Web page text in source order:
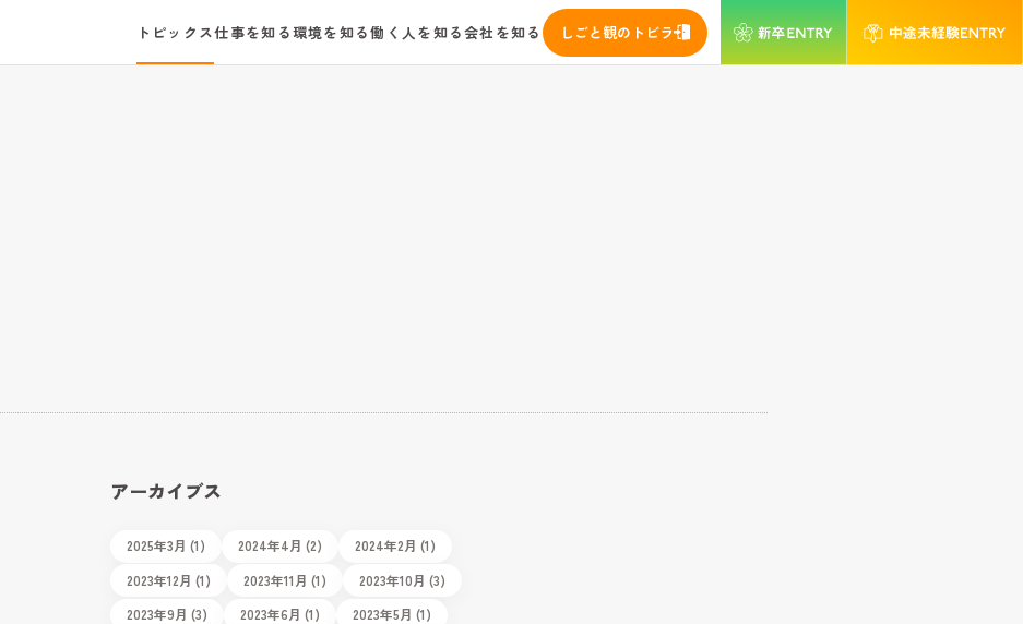
トピックス仕事を知る環境を知る働く人を知る会社を知る しごと観のトビラ
アーカイブス
2025年3月 (1) 2024年4月 (2)
2024年2月 (1)
2023年12月 (1)
2023年11月 (1)
2023年10月 (3)
2023年9月 (3)
2023年6月 (1)
2023年5月 (1)